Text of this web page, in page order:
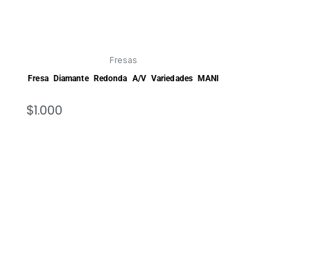
Fresas
Fresa Diamante Redonda A/V Variedades MANI
$1.000